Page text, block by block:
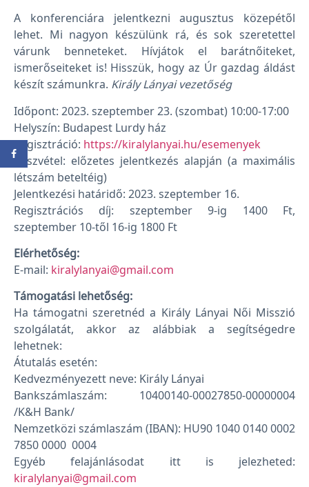
A konferenciára jelentkezni augusztus közepétől
lehet. Mi nagyon készülünk rá, és sok szeretettel
várunk benneteket. Hívjátok el barátnőiteket,
ismerőseiteket is! Hisszük, hogy az Úr gazdag áldást
készít számunkra. Király Lányai vezetőség
Időpont: 2023. szeptember 23. (szombat) 10:00-17:00
Helyszín: Budapest Lurdy ház
Regisztráció: https://kiralylanyai.hu/esemenyek
Részvétel: előzetes jelentkezés alapján (a maximális
létszám beteltéig)
Jelentkezési határidő: 2023. szeptember 16.
Regisztrációs díj: szeptember 9-ig 1400 Ft,
szeptember 10-től 16-ig 1800 Ft
Elérhetőség:
E-mail: kiralylanyai@gmail.com
Támogatási lehetőség:
Ha támogatni szeretnéd a Király Lányai Női Misszió
szolgálatát, akkor az alábbiak a segítségedre
lehetnek:
Átutalás esetén:
Kedvezményezett neve: Király Lányai
Bankszámlaszám: 10400140-00027850-00000004
/K&H Bank/
Nemzetközi számlaszám (IBAN): HU90 1040 0140 0002
7850 0000 0004
Egyéb felajánlásodat itt is jelezheted:
kiralylanyai@gmail.com